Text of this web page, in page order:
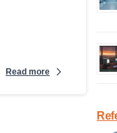
Read more